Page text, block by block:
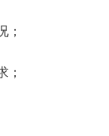
；
；